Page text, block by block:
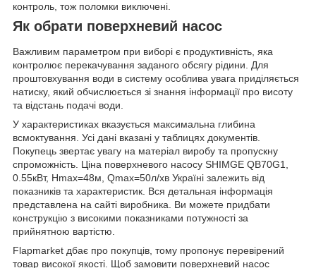
контроль, тож поломки виключені.
Як обрати поверхневий насос
Важливим параметром при виборі є продуктивність, яка
контролює перекачування заданого обсягу рідини. Для
проштовхування води в систему особлива увага приділяється
натиску, який обчислюється зі знання інформації про висоту
та відстань подачі води.
У характеристиках вказується максимальна глибина
всмоктування. Усі дані вказані у таблицях документів.
Покупець звертає увагу на матеріал виробу та пропускну
спроможність. Ціна поверхневого насосу SHIMGE QB70G1,
0.55кВт, Нmax=48м, Qmax=50л/хв Україні залежить від
показників та характеристик. Вся детальная інформація
представлена на сайті виробника. Ви можете придбати
конструкцію з високими показниками потужності за
прийнятною вартістю.
Flapmarket дбає про покупців, тому пропонує перевірений
товар високої якості. Щоб замовити поверхневий насос